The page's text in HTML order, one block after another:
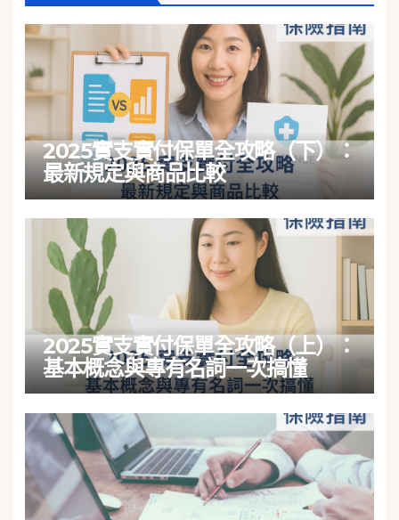
2025實支實付保單全攻略（下）：
最新規定與商品比較
2025實支實付保單全攻略（上）：
基本概念與專有名詞一次搞懂